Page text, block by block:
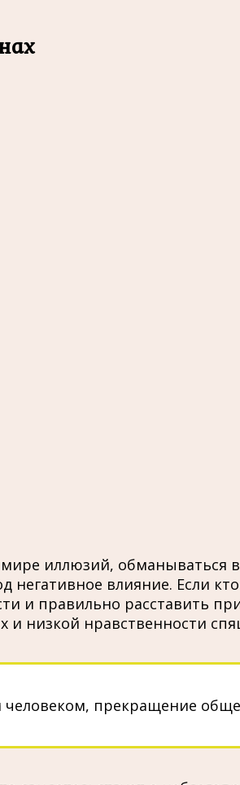
иллюзий, обманываться
влияние. Если
и правильно расставить
низкой нравственности
прекращение